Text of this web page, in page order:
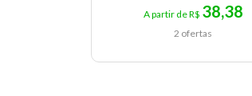
A partir de R$ 38,38
2 ofertas